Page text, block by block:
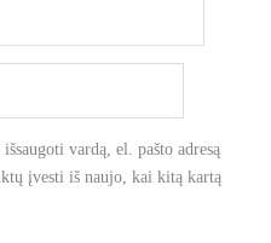
vardą, el. pašto adresą
įvesti iš naujo, kai kitą kartą